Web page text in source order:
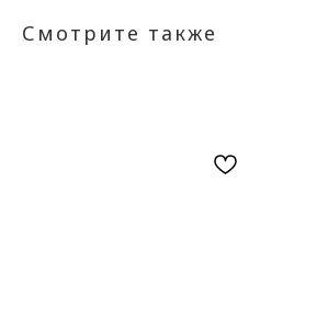
Смотрите также